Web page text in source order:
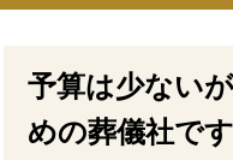
予算は少ない
めの葬儀社で